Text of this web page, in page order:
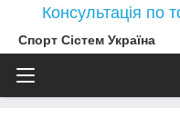
Консультація по
Спорт Сістем Україна